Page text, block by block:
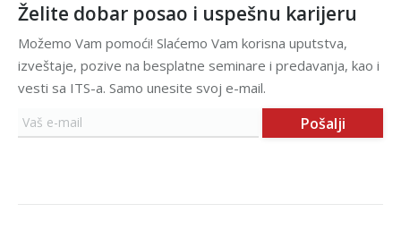
Želite dobar posao i uspešnu karijeru
Možemo Vam pomoći! Slaćemo Vam korisna uputstva,
izveštaje, pozive na besplatne seminare i predavanja, kao i
vesti sa ITS-a. Samo unesite svoj e-mail.